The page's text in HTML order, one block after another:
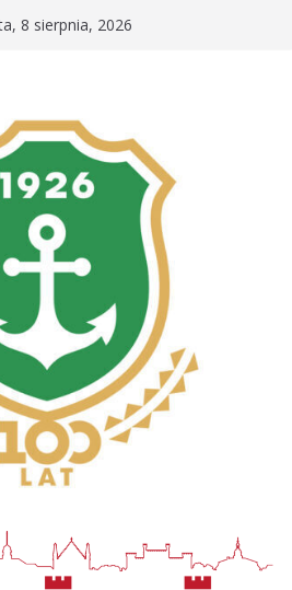
8 sierpnia, 2026